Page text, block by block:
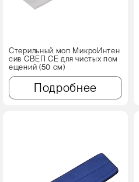
Стерильный моп МикроИнтен
сив СВЕП CE для чистых пом
ещений (50 см)
Подробнее